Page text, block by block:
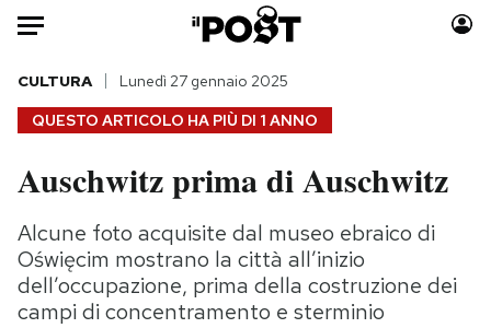
Auto
HOME
Italia
Politica
Tecnologia
Internet
Moda
Consumismi
Storie/Idee
Ok Boomer!
QUESTO ARTICOLO HA PIÙ DI 1 ANNO
CULTURA Lunedì 27 gennaio 2025
Auschwitz prima di Auschwitz
Alcune foto acquisite dal museo ebraico di
Oświęcim mostrano la città all’inizio
dell’occupazione, prima della costruzione dei
campi di concentramento e sterminio